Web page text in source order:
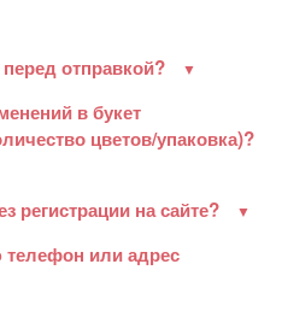
отправкой?
в букет
цветов/упаковка)?
регистрации на сайте?
телефон или адрес